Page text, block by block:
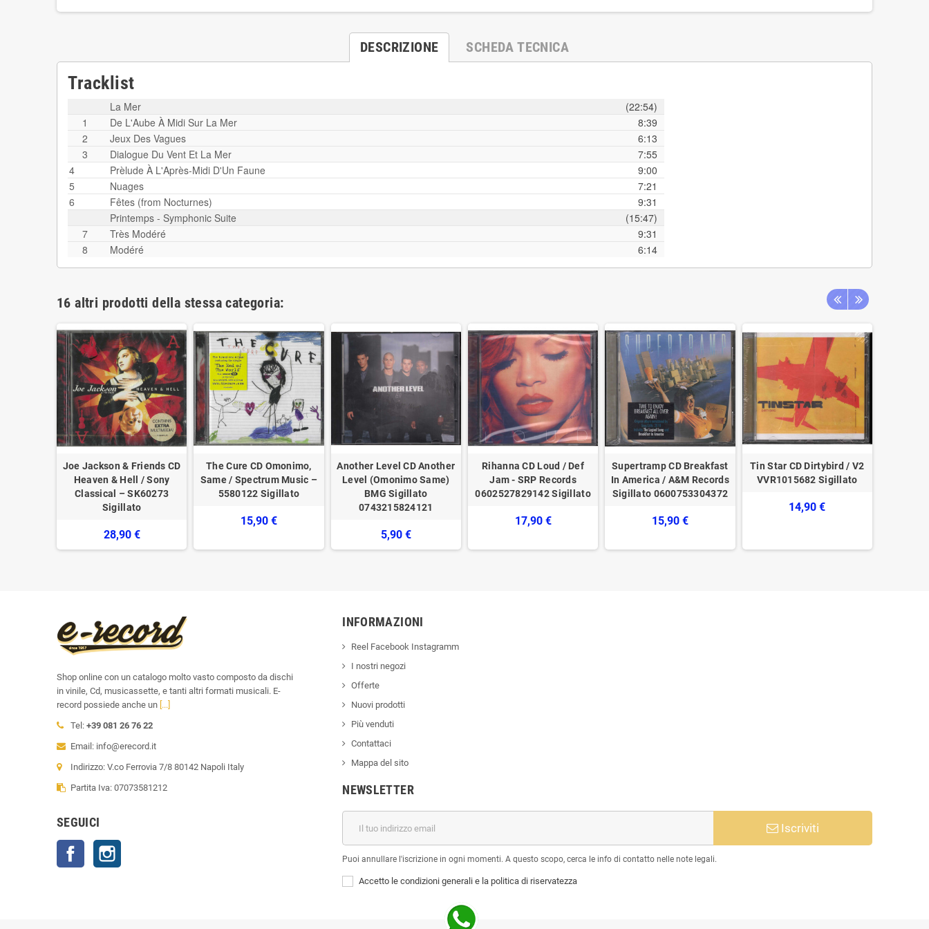
DESCRIZIONE SCHEDA TECNICA
Tracklist
La Mer
(22:54)
1
De L'Aube À Midi Sur La Mer
8:39
2
Jeux Des Vagues
6:13
3
Dialogue Du Vent Et La Mer
7:55
4
Prèlude À L'Après-Midi D'Un Faune
9:00
5
Nuages
7:21
6
Fêtes (from Nocturnes)
9:31
Printemps - Symphonic Suite
(15:47)
7
Très Modéré
9:31
8
Modéré 6:14
16 altri prodotti della stessa categoria:
Joe Jackson & Friends CD
Heaven & Hell / Sony
Classical – SK60273
Sigillato
28,90 €
The Cure CD Omonimo,
Same / Spectrum Music –
5580122 Sigillato
15,90 €
Another Level CD Another
Level (Omonimo Same)
BMG Sigillato
0743215824121
5,90 €
Rihanna CD Loud / Def
Jam - SRP Records
‎0602527829142 Sigillato
17,90 €
Supertramp CD Breakfast
In America / A&M Records
‎Sigillato 0600753304372
15,90 €
Tin Star CD Dirtybird / V2
‎VVR1015682 Sigillato
14,90 €
Shop online con un catalogo molto vasto composto da dischi
in vinile, Cd, musicassette, e tanti altri formati musicali. E-
record possiede anche un [...]
Tel: +39 081 26 76 22
Email: info@erecord.it
Indirizzo: V.co Ferrovia 7/8 80142 Napoli Italy
Partita Iva: 07073581212
SEGUICI
Facebook
INFORMAZIONI
Reel Facebook Instagramm
I nostri negozi
Offerte
Nuovi prodotti
Più venduti
Contattaci
Mappa del sito
NEWSLETTER
Iscriviti
Puoi annullare l'iscrizione in ogni momenti. A questo scopo, cerca le info di contatto nelle note legali.
Accetto le condizioni generali e la politica di riservatezza